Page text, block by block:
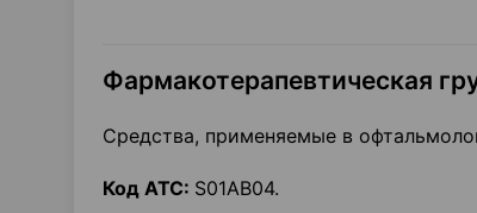
Фармакотерапевтическая
Средства, применяемые в
Код АТС: S01AB04.